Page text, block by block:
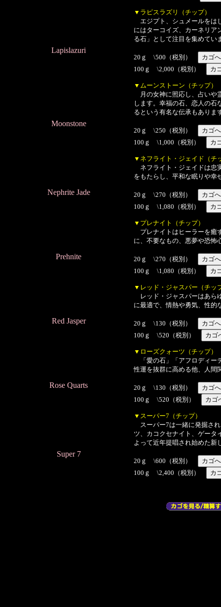
Lapislazuri
▼ラピスラズリ（チップ）
エジプト、シュメールをは
にはターコイズ、カーネリア
る石」として注目を集めてい
20ｇ \500（税別）
100ｇ \2,000（税別）
Moonstone
▼ムーンストーン（チップ）
月の女神に照応し、占いや
します。幸福の石、恋人の石
るという有名な伝承もありま
20ｇ \250（税別）
100ｇ \1,000（税別）
Nephrite Jade
▼ネフライト・ジェイド（チ
ネフライト・ジェイドは忠
をもたらし、平和な眠りや幸
20ｇ \270（税別）
100ｇ \1,080（税別）
Prehnite
▼プレナイト（チップ）
プレナイトはヒーラーを癒
に、不要なもの、悪夢や恐怖
20ｇ \270（税別）
100ｇ \1,080（税別）
Red Jasper
▼レッド・ジャスパー（チッ
レッド・ジャスパーはあら
に最適で、情熱や勇気、性的
20ｇ \130（税別）
100ｇ \520（税別）
Rose Quarts
▼ローズクォーツ（チップ）
「愛の石」「アフロディー
性運を抜群に高める他、人間
20ｇ \130（税別）
100ｇ \520（税別）
Super 7
▼スーパー7（チップ）
スーパー7は一緒に発掘さ
ツ、カコクセナイト、ゲータ
よって近年提唱され始めた新
20ｇ \600（税別）
100ｇ \2,400（税別）